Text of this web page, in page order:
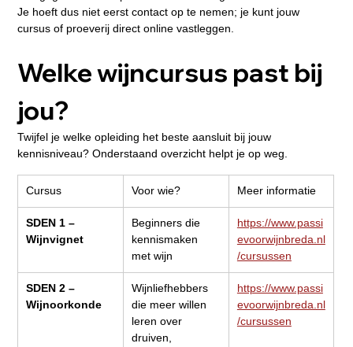
Je hoeft dus niet eerst contact op te nemen; je kunt jouw
cursus of proeverij direct online vastleggen.
Welke wijncursus past bij
jou?
Twijfel je welke opleiding het beste aansluit bij jouw
kennisniveau? Onderstaand overzicht helpt je op weg.
Cursus Voor wie? Meer informatie
SDEN 1 –
Wijnvignet
Beginners die
kennismaken
met wijn
https://www.passi
evoorwijnbreda.nl
/cursussen
SDEN 2 –
Wijnoorkonde
Wijnliefhebbers
die meer willen
leren over
druiven,
https://www.passi
evoorwijnbreda.nl
/cursussen